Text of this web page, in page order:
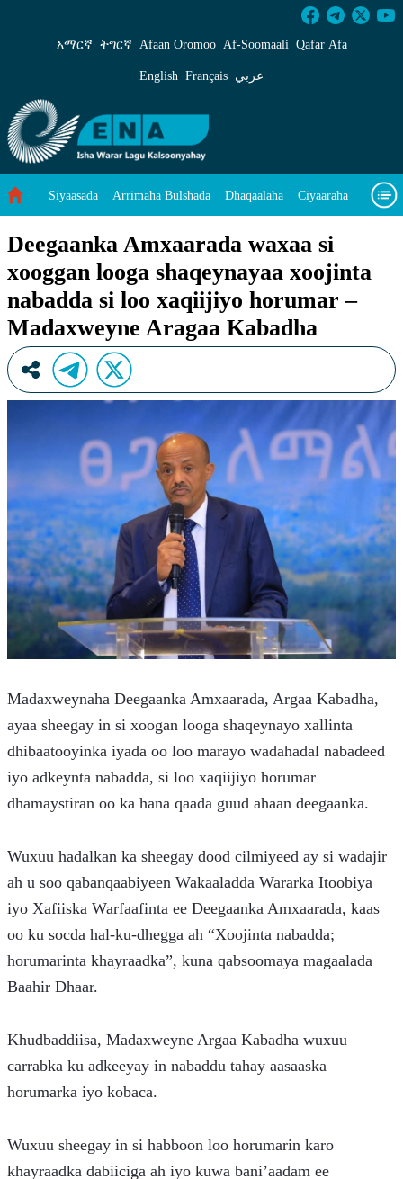
Deegaanka Amxaarada waxaa si xooggan
አማርኛ ትግርኛ Afaan Oromoo Af‑Soomaali Qafar Afa
English Français عربي
Siyaasada Arrimaha Bulshada Dhaqaalaha Ciyaaraha
Wararka Caalamka Qodobada Tilmaamaha Muuqaalo
Arrimaheena
Deegaanka Amxaarada waxaa si
xooggan looga shaqeynayaa xoojinta
nabadda si loo xaqiijiyo horumar –
Madaxweyne Aragaa Kabadha
Madaxweynaha Deegaanka Amxaarada, Argaa Kabadha,
ayaa sheegay in si xoogan looga shaqeynayo xallinta
dhibaatooyinka iyada oo loo marayo wadahadal nabadeed
iyo adkeynta nabadda, si loo xaqiijiyo horumar
dhamaystiran oo ka hana qaada guud ahaan deegaanka.
Wuxuu hadalkan ka sheegay dood cilmiyeed ay si wadajir
ah u soo qabanqaabiyeen Wakaaladda Wararka Itoobiya
iyo Xafiiska Warfaafinta ee Deegaanka Amxaarada, kaas
oo ku socda hal-ku-dhegga ah “Xoojinta nabadda;
horumarinta khayraadka”, kuna qabsoomaya magaalada
Baahir Dhaar.
Khudbaddiisa, Madaxweyne Argaa Kabadha wuxuu
carrabka ku adkeeyay in nabaddu tahay aasaaska
horumarka iyo kobaca.
Wuxuu sheegay in si habboon loo horumarin karo
khayraadka dabiiciga ah iyo kuwa bani’aadam ee